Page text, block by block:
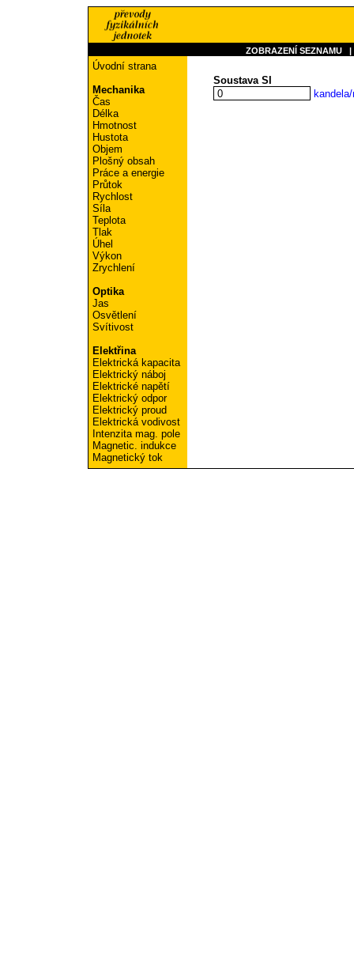
ZOBRAZENÍ SEZNAMU
Úvodní strana
Mechanika
Čas
Délka
Hmotnost
Hustota
Objem
Plošný obsah
Práce a energie
Průtok
Rychlost
Síla
Teplota
Tlak
Úhel
Výkon
Zrychlení
Optika
Jas
Osvětlení
Svítivost
Elektřina
Elektrická kapacita
Elektrický náboj
Elektrické napětí
Elektrický odpor
Elektrický proud
Elektrická vodivost
Intenzita mag. pole
Magnetic. indukce
Magnetický tok
Soustava SI